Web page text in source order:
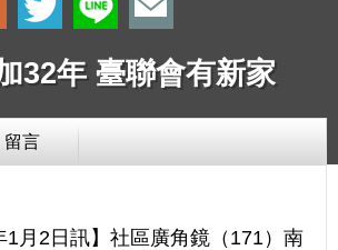
32年 臺聯會有新家
留言
1月2日訊】社區廣角鏡（171）南